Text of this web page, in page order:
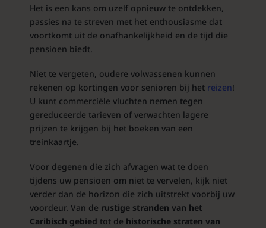
Het is een kans om uzelf opnieuw te ontdekken,
passies na te streven met het enthousiasme dat
voortkomt uit de onafhankelijkheid en de tijd die
pensioen biedt.
Niet te vergeten, oudere volwassenen kunnen
rekenen op kortingen voor senioren bij het reizen!
U kunt commerciële vluchten nemen tegen
gereduceerde tarieven of verwachten lagere
prijzen te krijgen bij het boeken van een
treinkaartje.
Voor degenen die zich afvragen wat te doen
tijdens uw pensioen om niet te vervelen, kijk niet
verder dan de horizon die zich uitstrekt voorbij uw
voordeur. Van de rustige stranden van het
Caribisch gebied tot de historische straten van